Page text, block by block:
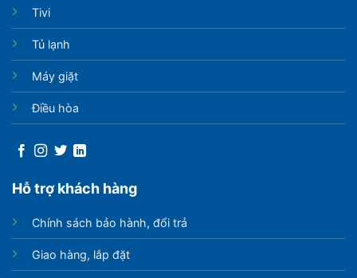
Tivi
Tủ lạnh
Máy giặt
Điều hòa
Hỗ trợ khách hàng
Chính sách bảo hành, đổi trả
Giao hàng, lắp đặt